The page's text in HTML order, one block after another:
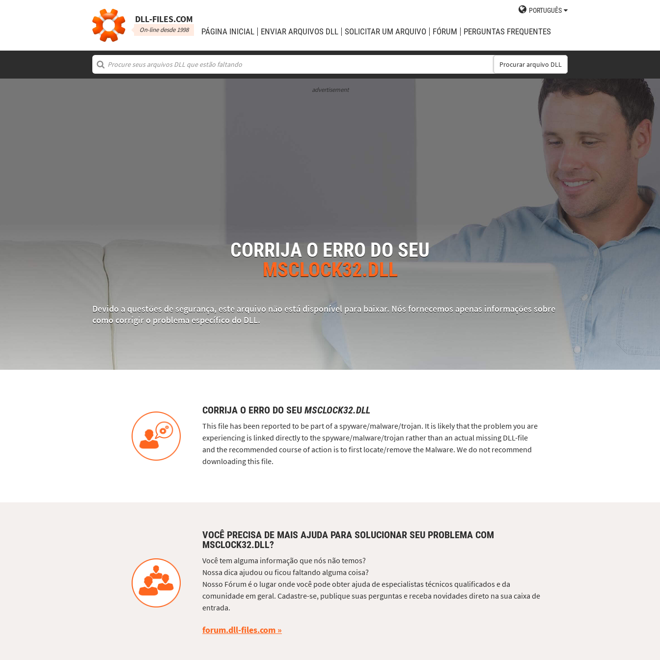
DLL‑FILES.COM
On-line desde 1998
PORTUGUÊS
PÁGINA INICIAL ENVIAR ARQUIVOS DLL SOLICITAR UM ARQUIVO FÓRUM PERGUNTAS FREQUENTES
Procurar arquivo DLL
advertisement
CORRIJA O ERRO DO SEU
MSCLOCK32.DLL
Devido a questões de segurança, este arquivo não está disponível para baixar. Nós fornecemos apenas informações sobre
como corrigir o problema específico do DLL.
CORRIJA O ERRO DO SEU MSCLOCK32.DLL
This file has been reported to be part of a spyware/malware/trojan. It is likely that the problem you are
experiencing is linked directly to the spyware/malware/trojan rather than an actual missing DLL-file
and the recommended course of action is to first locate/remove the Malware. We do not recommend
downloading this file.
VOCÊ PRECISA DE MAIS AJUDA PARA SOLUCIONAR SEU PROBLEMA COM
MSCLOCK32.DLL?
Você tem alguma informação que nós não temos?
Nossa dica ajudou ou ficou faltando alguma coisa?
Nosso Fórum é o lugar onde você pode obter ajuda de especialistas técnicos qualificados e da
comunidade em geral. Cadastre-se, publique suas perguntas e receba novidades direto na sua caixa de
entrada.
forum.dll-files.com